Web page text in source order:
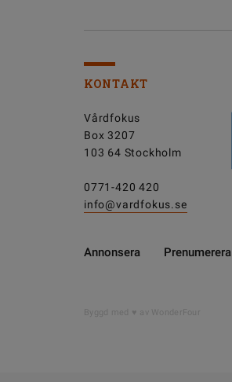
KONTAKT
Vårdfokus
Box 3207
103 64 Stockholm
0771-420 420
info@vardfokus.se
Annonsera Prenumerera
Byggd med av WonderFour